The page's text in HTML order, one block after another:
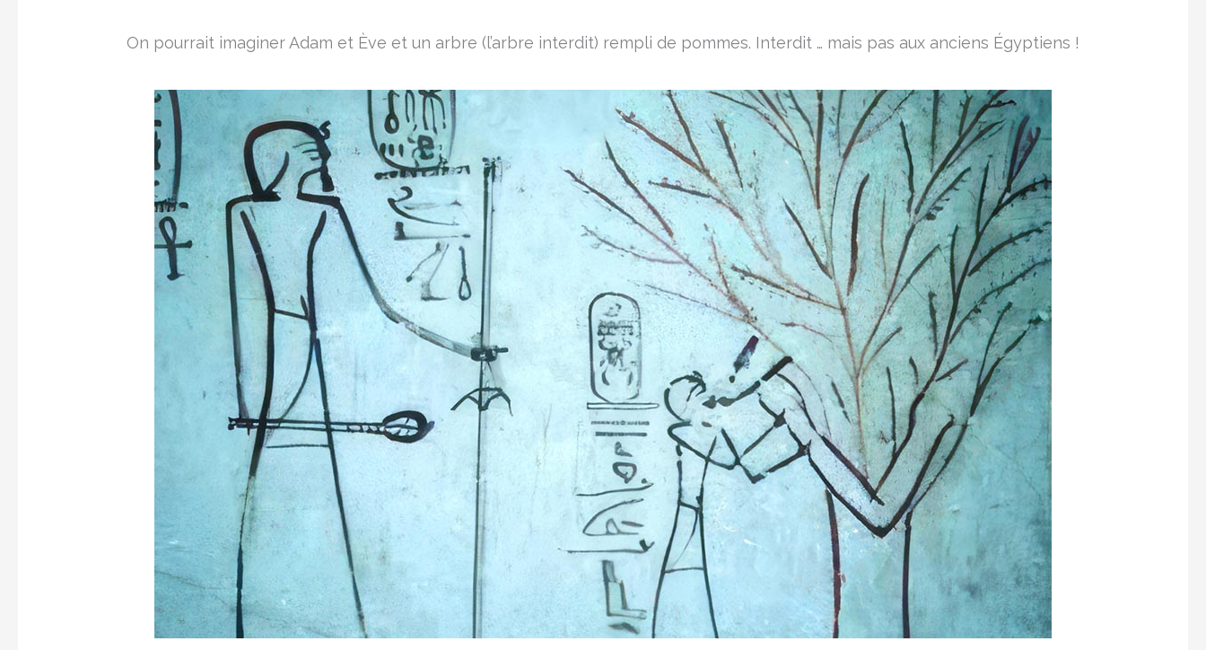
On pourrait imaginer Adam et Ève et un arbre (l’arbre interdit) rempli de pommes. Interdit … mais pas aux anciens Égyptiens !